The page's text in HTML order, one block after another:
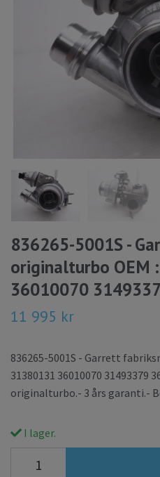
836265-5001S -
originalturbo OEM
36010070
11 995 kr
836265-5001S - Garrett
31380131 36010070 31493379
originalturbo.- 3 års garanti.-
I lager.